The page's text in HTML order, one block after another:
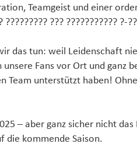
Teamgeist und einer
??? ??????????? ?-
das tun: weil Leidenschaft
Fans vor Ort und ganz
Team unterstützt haben!
– aber ganz sicher nicht
die kommende Saison.